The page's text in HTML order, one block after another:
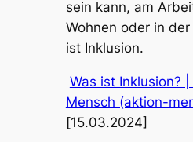
sein kann, am
Wohnen oder in
ist Inklusion.
Was ist Inklusion?
Mensch (aktion-
[15.03.2024]